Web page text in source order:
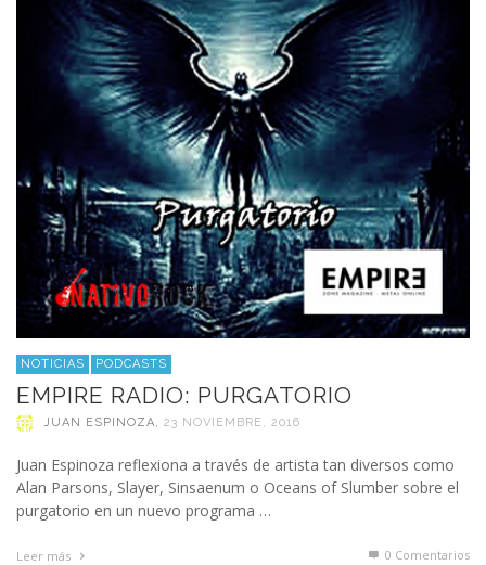
NOTICIAS PODCASTS
EMPIRE RADIO: PURGATORIO
JUAN ESPINOZA, 23 NOVIEMBRE, 2016
Juan Espinoza reflexiona a través de artista tan diversos como
Alan Parsons, Slayer, Sinsaenum o Oceans of Slumber sobre el
purgatorio en un nuevo programa …
Leer más 0 Comentarios